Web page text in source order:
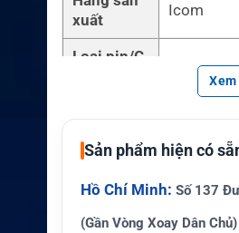
xuất
Icom
Loại pin/C
Lithium-
ơng thích
IC-
Đặc điểm
Thiết kế
n định, độ
Sản phẩm hiện có
Hồ Chí Minh: Số 137
(Gần Vòng Xoay Dân Chủ)